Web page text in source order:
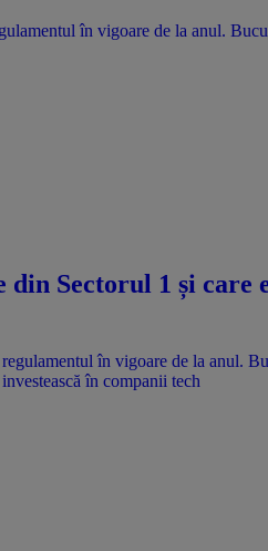
în vigoare de la anul.
din Sectorul 1 și
în companii tech